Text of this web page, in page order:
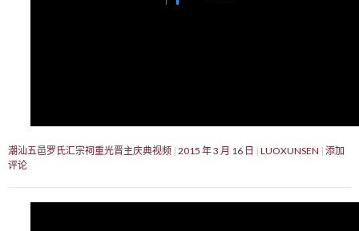
潮汕五邑罗氏汇宗祠重光晋主庆典视频 2015 年 3 月 16 日 LUOXUNSEN 添加
评论